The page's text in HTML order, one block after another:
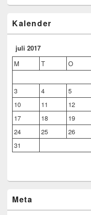
Kalender
juli 2017
M
T O
3
4 5
10
11 12
17
18 19
24
25 26
31
Meta